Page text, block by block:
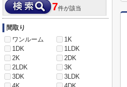
7件が該当
間取り
ワンルーム
1K
1DK
1LDK
2K
2DK
2LDK
3K
3DK
3LDK